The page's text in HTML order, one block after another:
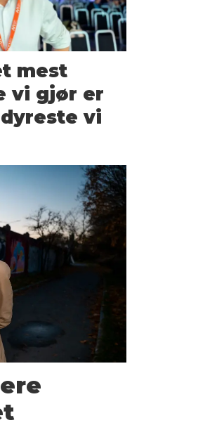
mest
vi gjør er
vi